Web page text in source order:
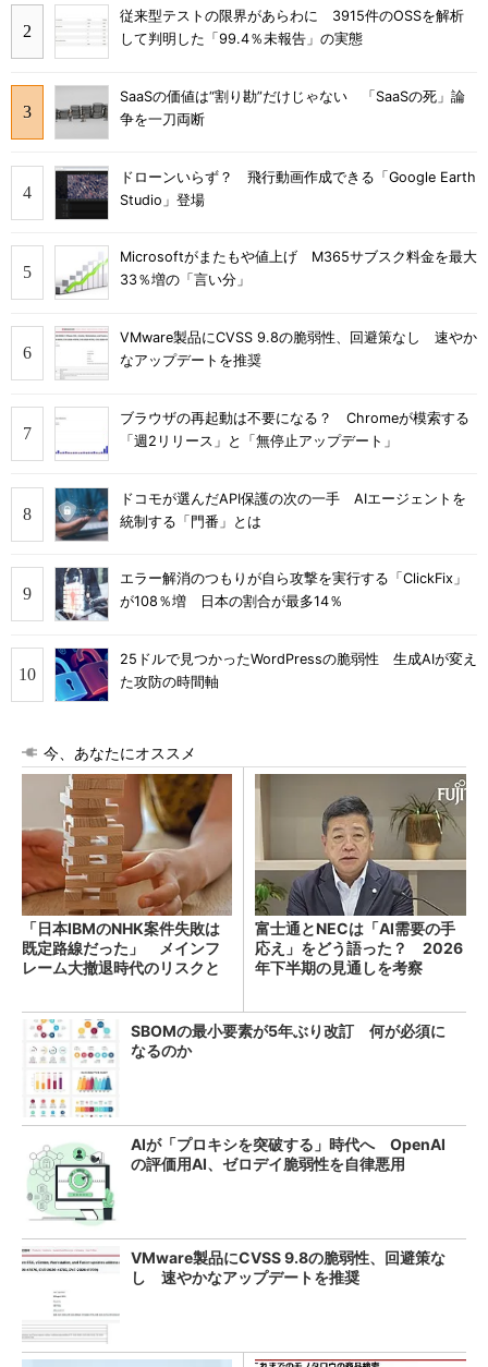
従来型テストの限界があらわに 3915件のOSSを解析
して判明した「99.4％未報告」の実態
SaaSの価値は“割り勘”だけじゃない 「SaaSの死」論
争を一刀両断
ドローンいらず？ 飛行動画作成できる「Google Earth
Studio」登場
Microsoftがまたもや値上げ M365サブスク料金を最大
33％増の「言い分」
VMware製品にCVSS 9.8の脆弱性、回避策なし 速やか
なアップデートを推奨
ブラウザの再起動は不要になる？ Chromeが模索する
「週2リリース」と「無停止アップデート」
ドコモが選んだAPI保護の次の一手 AIエージェントを
統制する「門番」とは
エラー解消のつもりが自ら攻撃を実行する「ClickFix」
が108％増 日本の割合が最多14％
25ドルで見つかったWordPressの脆弱性 生成AIが変え
た攻防の時間軸
今、あなたにオススメ
「日本IBMのNHK案件失敗は
既定路線だった」 メインフ
レーム大撤退時代のリスクと
富士通とNECは「AI需要の手
応え」をどう語った？ 2026
年下半期の見通しを考察
SBOMの最小要素が5年ぶり改訂 何が必須に
なるのか
AIが「プロキシを突破する」時代へ OpenAI
の評価用AI、ゼロデイ脆弱性を自律悪用
VMware製品にCVSS 9.8の脆弱性、回避策な
し 速やかなアップデートを推奨